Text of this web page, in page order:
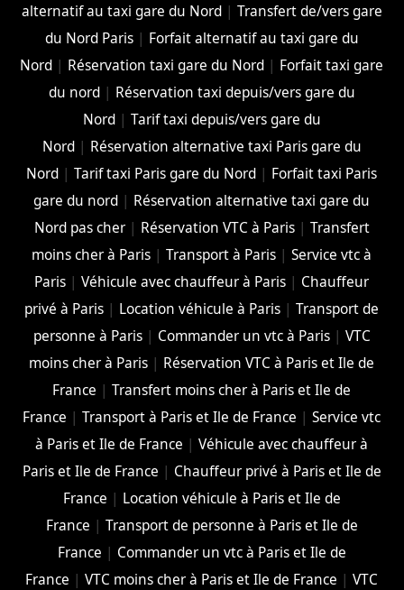
alternatif au taxi gare du Nord| Transfert de/vers gare
du Nord Paris| Forfait alternatif au taxi gare du
Nord | Réservation taxi gare du Nord | Forfait taxi gare
du nord| Réservation taxi depuis/vers gare du
Nord| Tarif taxi depuis/vers gare du
Nord| Réservation alternative taxi Paris gare du
Nord |Tarif taxi Paris gare du Nord | Forfait taxi Paris
gare du nord | Réservation alternative taxi gare du
Nord pas cher| Réservation VTC à Paris| Transfert
moins cher à Paris |Transport à Paris |Service vtc à
Paris |Véhicule avec chauffeur à Paris | Chauffeur
privé à Paris | Location véhicule à Paris |Transport de
personne à Paris| Commander un vtc à Paris| VTC
moins cher à Paris | Réservation VTC à Paris et Ile de
France |Transfert moins cher à Paris et Ile de
France |Transport à Paris et Ile de France |Service vtc
à Paris et Ile de France |Véhicule avec chauffeur à
Paris et Ile de France | Chauffeur privé à Paris et Ile de
France | Location véhicule à Paris et Ile de
France | Transport de personne à Paris et Ile de
France | Commander un vtc à Paris et Ile de
France |VTC moins cher à Paris et Ile de France |VTC